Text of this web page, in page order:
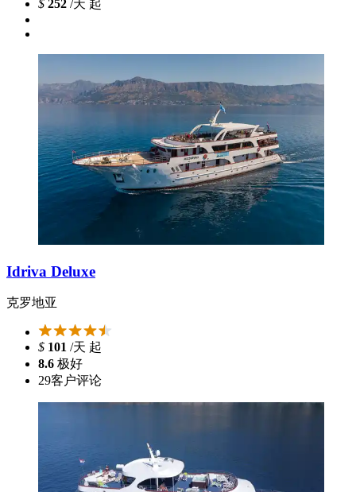
$ 252 /天 起
Idriva Deluxe
克罗地亚
$ 101 /天 起
8.6 极好
29客户评论